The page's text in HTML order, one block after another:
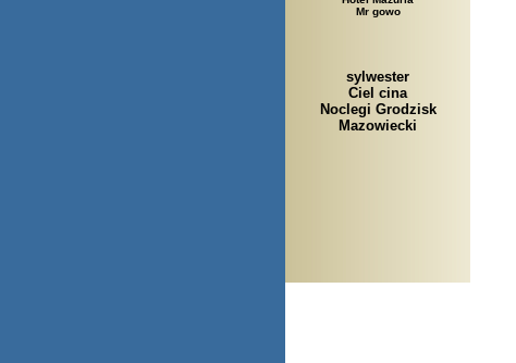
Mr gowo
sylwester
Ciel cina
Noclegi Grodzisk
Mazowiecki